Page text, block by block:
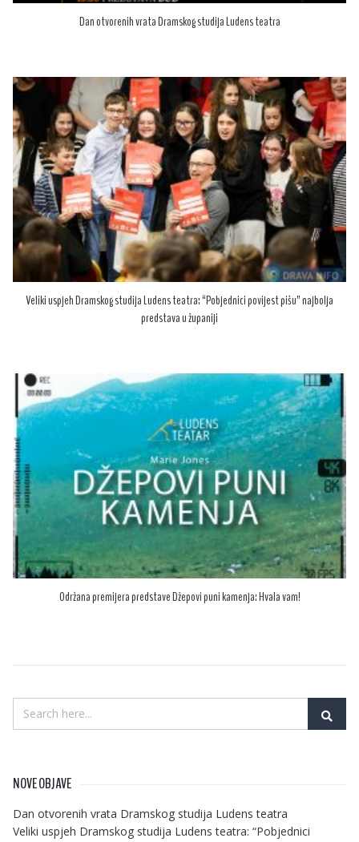
Dan otvorenih vrata Dramskog studija Ludens teatra
Veliki uspjeh Dramskog studija Ludens teatra: “Pobjednici povijest pišu” najbolja
predstava u županiji
Održana premijera predstave Džepovi puni kamenja: Hvala vam!
NOVE OBJAVE
Dan otvorenih vrata Dramskog studija Ludens teatra
Veliki uspjeh Dramskog studija Ludens teatra: “Pobjednici